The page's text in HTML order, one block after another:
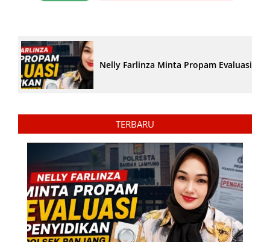
Nelly Farlinza Minta Propam Evaluasi
TERBARU